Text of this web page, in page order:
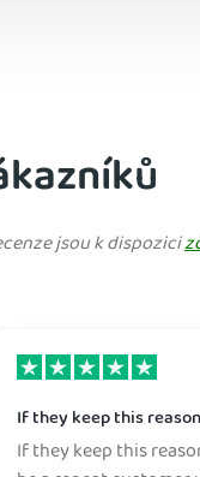
jsou k dispozici
If they keep this
If they keep this